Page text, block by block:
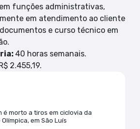
funções administrativas,
em atendimento ao cliente
e curso técnico em
40 horas semanais.
2.455,19.
é morto a tiros em ciclovia da
em São Luís